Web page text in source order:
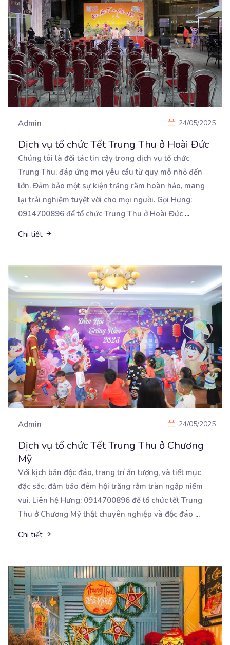
Admin 24/05/2025
Dịch vụ tổ chức Tết Trung Thu ở Hoài Đức
Chúng tôi là đối tác tin cậy trong dịch vụ tổ chức
Trung Thu, đáp ứng mọi yêu cầu từ quy mô nhỏ đến
lớn. Đảm bảo một sự kiện trăng rằm hoàn hảo, mang
lại trải nghiệm tuyệt vời cho mọi người. Gọi Hưng:
0914700896 để tổ chức Trung Thu ở Hoài Đức ...
Chi tiết
Admin 24/05/2025
Dịch vụ tổ chức Tết Trung Thu ở Chương
Mỹ
Với kịch bản độc đáo, trang trí ấn tượng, và tiết mục
đặc sắc, đảm bảo đêm hội trăng rằmtràn ngập niềm
vui. Liên hệ Hưng: 0914700896 để tổ chức tết Trung
Thu ở Chương Mỹ thật chuyên nghiệp và độc đáo ...
Chi tiết